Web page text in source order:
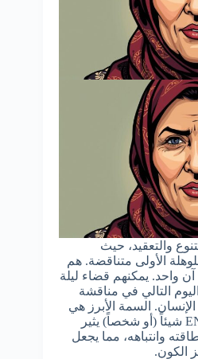
والتعقيد، حيث
الأولى متناقضة. هم
واحد. يمكنهم قضاء ليلة
التالي في مناقشة
السمة الأبرز هي
“الشغف”. عندما يجد الـ ENFP شيئاً (أو شخصاً) يثير
وانتباهه، مما يجعل
الكون.